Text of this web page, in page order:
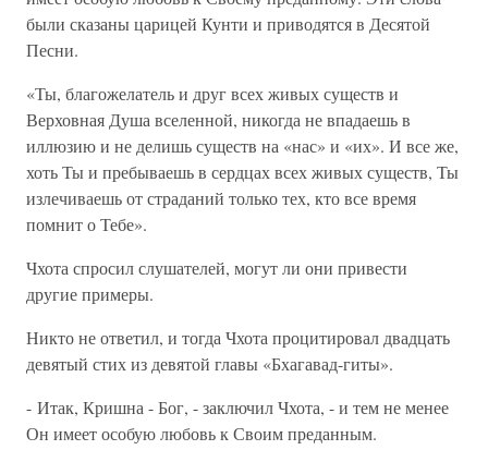
были сказаны царицей Кунти и приводятся в Десятой
Песни.
«Ты, благожелатель и друг всех живых существ и
Верховная Душа вселенной, никогда не впадаешь в
иллюзию и не делишь существ на «нас» и «их». И все же,
хоть Ты и пребываешь в сердцах всех живых существ, Ты
излечиваешь от страданий только тех, кто все время
помнит о Тебе».
Чхота спросил слушателей, могут ли они привести
другие примеры.
Никто не ответил, и тогда Чхота процитировал двадцать
девятый стих из девятой главы «Бхагавад-гиты».
- Итак, Кришна - Бог, - заключил Чхота, - и тем не менее
Он имеет особую любовь к Своим преданным.